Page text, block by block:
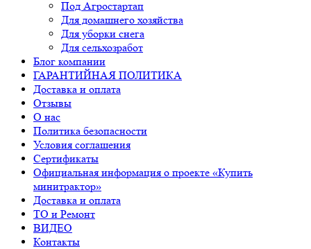
Под Агростартап
Для домашнего хозяйства
Для уборки снега
Для сельхозработ
Блог компании
ГАРАНТИЙНАЯ ПОЛИТИКА
Доставка и оплата
Отзывы
О нас
Политика безопасности
Условия соглашения
Сертификаты
Официальная информация о проекте «Купить
минитрактор»
Доставка и оплата
ТО и Ремонт
ВИДЕО
Контакты